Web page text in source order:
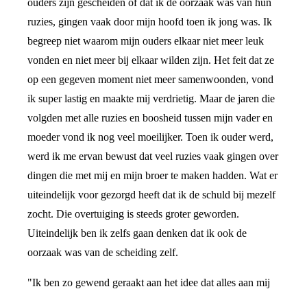
ouders zijn gescheiden of dat ik de oorzaak was van hun
ruzies, gingen vaak door mijn hoofd toen ik jong was. Ik
begreep niet waarom mijn ouders elkaar niet meer leuk
vonden en niet meer bij elkaar wilden zijn. Het feit dat ze
op een gegeven moment niet meer samenwoonden, vond
ik super lastig en maakte mij verdrietig. Maar de jaren die
volgden met alle ruzies en boosheid tussen mijn vader en
moeder vond ik nog veel moeilijker. Toen ik ouder werd,
werd ik me ervan bewust dat veel ruzies vaak gingen over
dingen die met mij en mijn broer te maken hadden. Wat er
uiteindelijk voor gezorgd heeft dat ik de schuld bij mezelf
zocht. Die overtuiging is steeds groter geworden.
Uiteindelijk ben ik zelfs gaan denken dat ik ook de
oorzaak was van de scheiding zelf.
"Ik ben zo gewend geraakt aan het idee dat alles aan mij